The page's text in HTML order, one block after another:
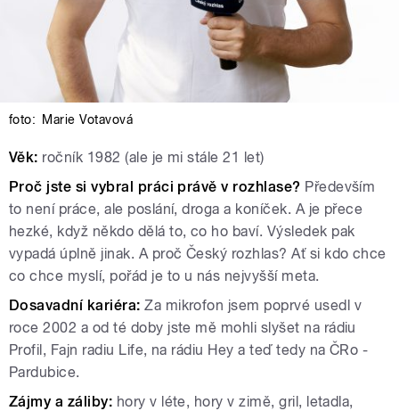
foto: Marie Votavová
Věk: ročník 1982 (ale je mi stále 21 let)
Proč jste si vybral práci právě v rozhlase? Především
to není práce, ale poslání, droga a koníček. A je přece
hezké, když někdo dělá to, co ho baví. Výsledek pak
vypadá úplně jinak. A proč Český rozhlas? Ať si kdo chce
co chce myslí, pořád je to u nás nejvyšší meta.
Dosavadní kariéra: Za mikrofon jsem poprvé usedl v
roce 2002 a od té doby jste mě mohli slyšet na rádiu
Profil, Fajn radiu Life, na rádiu Hey a teď tedy na ČRo -
Pardubice.
Zájmy a záliby: hory v léte, hory v zimě, gril, letadla,